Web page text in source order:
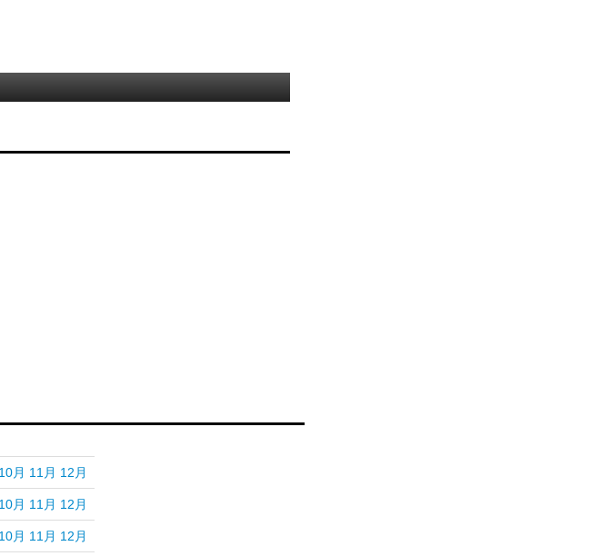
10月 11月 12月
10月 11月 12月
10月 11月 12月